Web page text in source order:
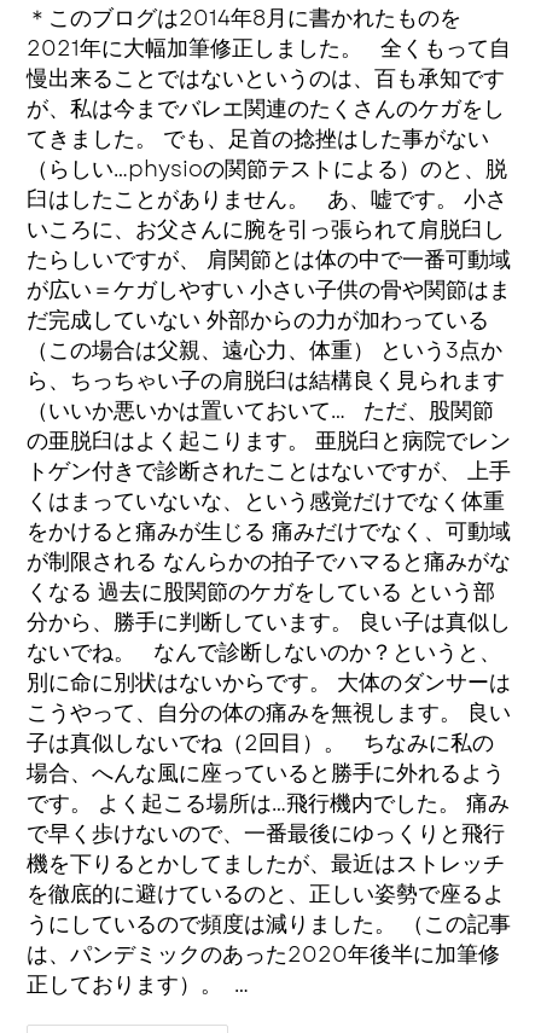
＊このブログは2014年8月に書かれたものを
2021年に大幅加筆修正しました。 全くもって自
慢出来ることではないというのは、百も承知です
が、私は今までバレエ関連のたくさんのケガをし
てきました。 でも、足首の捻挫はした事がない
（らしい…physioの関節テストによる）のと、脱
臼はしたことがありません。 あ、嘘です。 小さ
いころに、お父さんに腕を引っ張られて肩脱臼し
たらしいですが、 肩関節とは体の中で一番可動域
が広い＝ケガしやすい 小さい子供の骨や関節はま
だ完成していない 外部からの力が加わっている
（この場合は父親、遠心力、体重） という3点か
ら、ちっちゃい子の肩脱臼は結構良く見られます
（いいか悪いかは置いておいて… ただ、股関節
の亜脱臼はよく起こります。 亜脱臼と病院でレン
トゲン付きで診断されたことはないですが、 上手
くはまっていないな、という感覚だけでなく体重
をかけると痛みが生じる 痛みだけでなく、可動域
が制限される なんらかの拍子でハマると痛みがな
くなる 過去に股関節のケガをしている という部
分から、勝手に判断しています。 良い子は真似し
ないでね。 なんで診断しないのか？というと、
別に命に別状はないからです。 大体のダンサーは
こうやって、自分の体の痛みを無視します。 良い
子は真似しないでね（2回目）。 ちなみに私の
場合、へんな風に座っていると勝手に外れるよう
です。 よく起こる場所は…飛行機内でした。 痛み
で早く歩けないので、一番最後にゆっくりと飛行
機を下りるとかしてましたが、最近はストレッチ
を徹底的に避けているのと、正しい姿勢で座るよ
うにしているので頻度は減りました。 （この記事
は、パンデミックのあった2020年後半に加筆修
正しております）。 …